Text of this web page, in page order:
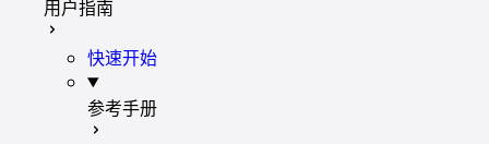
用户指南
快速开始
参考手册